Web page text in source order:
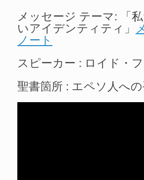
メッセージ テーマ: 「
いアイデンティティ」
ノート
スピーカー : ロイド・
聖書箇所 : エペソ人へ